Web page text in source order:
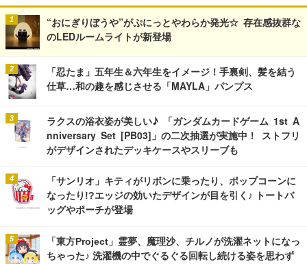
“おにぎりぼうや”がぷにっとやわらか発光☆ 存在感抜群な
のLEDルームライトが新登場
「忍たま」五年生＆六年生をイメージ！手裏剣、髪を結う
仕草…和の趣を感じさせる「MAYLA」パンプス
ラクスの浴衣姿が美しい♪ 「ガンダムカードゲーム 1st A
nniversary Set [PB03]」の二次抽選が実施中！ ストフリ
がデザインされたデッキケースやスリーブも
「サンリオ」キティがリボンに乗ったり、ポップコーンに
なったり!?エッジの効いたデザインが目を引く♪ トートバ
ッグやポーチが登場
「東方Project」霊夢、魔理沙、チルノが洗濯ネットになっ
ちゃった♪ 洗濯機の中でぐるぐる回転し続ける姿を思わず